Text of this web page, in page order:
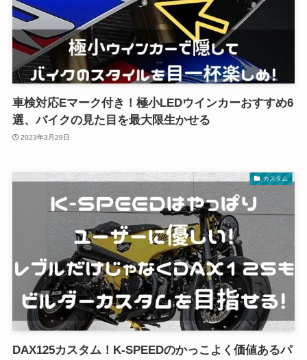
車検対応Eマーク付き！極小LEDウインカーおすすめ6
選、バイクの見た目を最大限生かせる
2023年3月29日
カスタム
DAX125カスタム！K-SPEEDのかっこよく価値あるパ